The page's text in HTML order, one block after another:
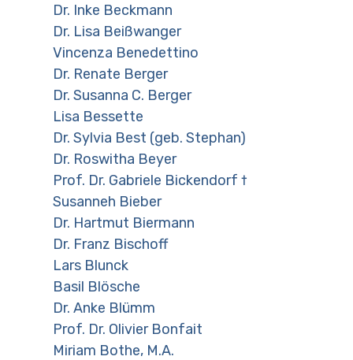
Dr. Inke Beckmann
Dr. Lisa Beißwanger
Vincenza Benedettino
Dr. Renate Berger
Dr. Susanna C. Berger
Lisa Bessette
Dr. Sylvia Best (geb. Stephan)
Dr. Roswitha Beyer
Prof. Dr. Gabriele Bickendorf †
Susanneh Bieber
Dr. Hartmut Biermann
Dr. Franz Bischoff
Lars Blunck
Basil Blösche
Dr. Anke Blümm
Prof. Dr. Olivier Bonfait
Miriam Bothe, M.A.